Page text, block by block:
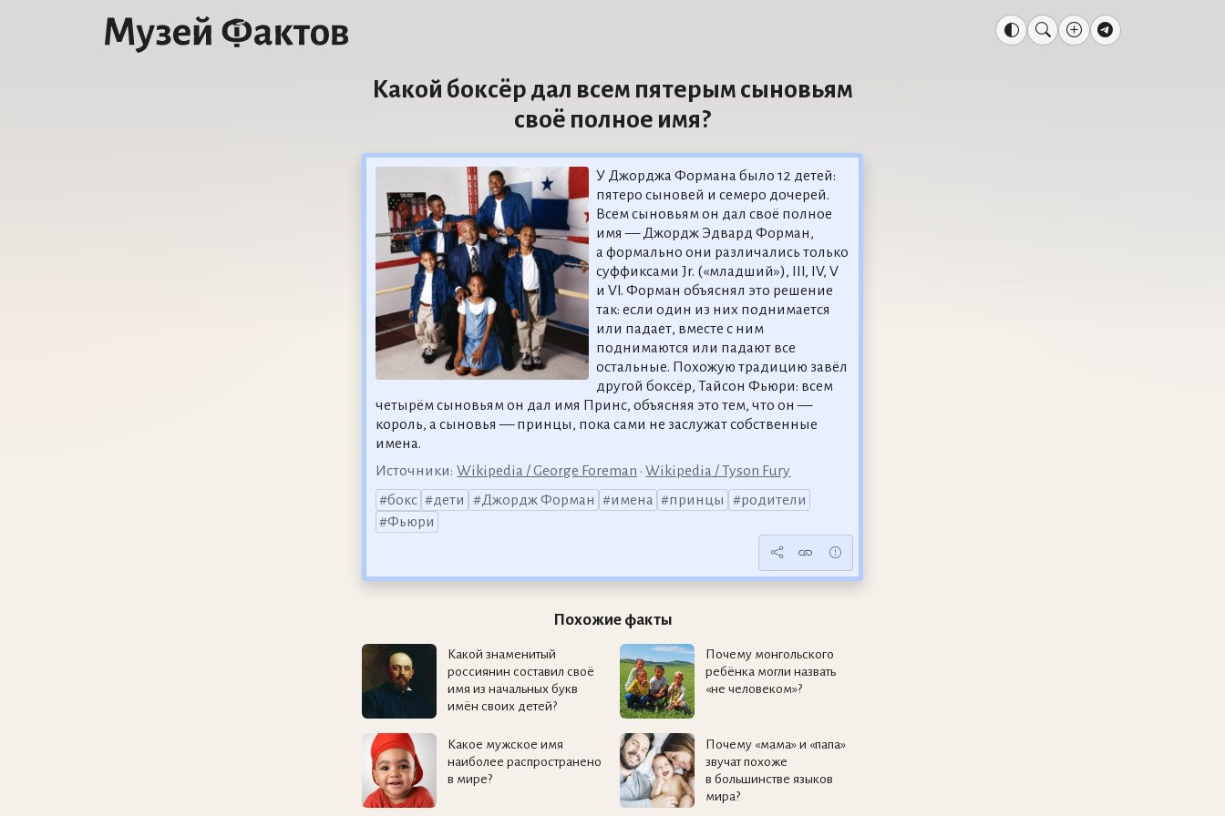
Какой боксёр дал всем пятерым сыновьям
своё полное имя?
У Джорджа Формана было 12 детей:
пятеро сыновей и семеро дочерей.
Всем сыновьям он дал своё полное
имя — Джордж Эдвард Форман,
а формально они различались только
суффиксами Jr. («младший»), III, IV, V
и VI. Форман объяснял это решение
так: если один из них поднимается
или падает, вместе с ним
поднимаются или падают все
остальные. Похожую традицию завёл
другой боксёр, Тайсон Фьюри: всем
четырём сыновьям он дал имя Принс, объясняя это тем, что он —
король, а сыновья — принцы, пока сами не заслужат собственные
имена.
Источники: Wikipedia / George Foreman •Wikipedia / Tyson Fury
бокс
дети Джордж Форман имена принцы
родители
Фьюри
Похожие факты
Какой знаменитый
россиянин составил своё
имя из начальных букв
имён своих детей?
Почему монгольского
ребёнка могли назвать
«не человеком»?
Какое мужское имя
наиболее распространено
в мире?
Почему «мама» и «папа»
звучат похоже
в большинстве языков
мира?